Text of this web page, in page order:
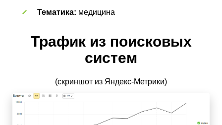
Тематика: медицина
Трафик из поисковых
систем
(скриншот из Яндекс-Метрики)